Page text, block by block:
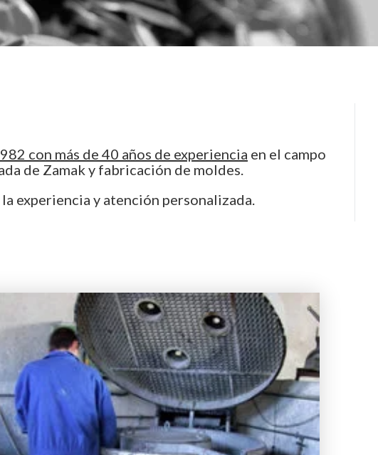
con más de 40 años de experiencia en el campo
de Zamak y fabricación de moldes.
experiencia y atención personalizada.